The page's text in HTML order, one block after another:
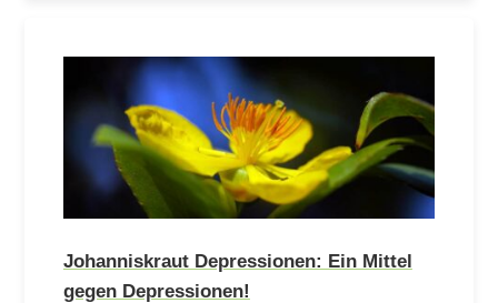
Johanniskraut Depressionen: Ein Mittel
gegen Depressionen!